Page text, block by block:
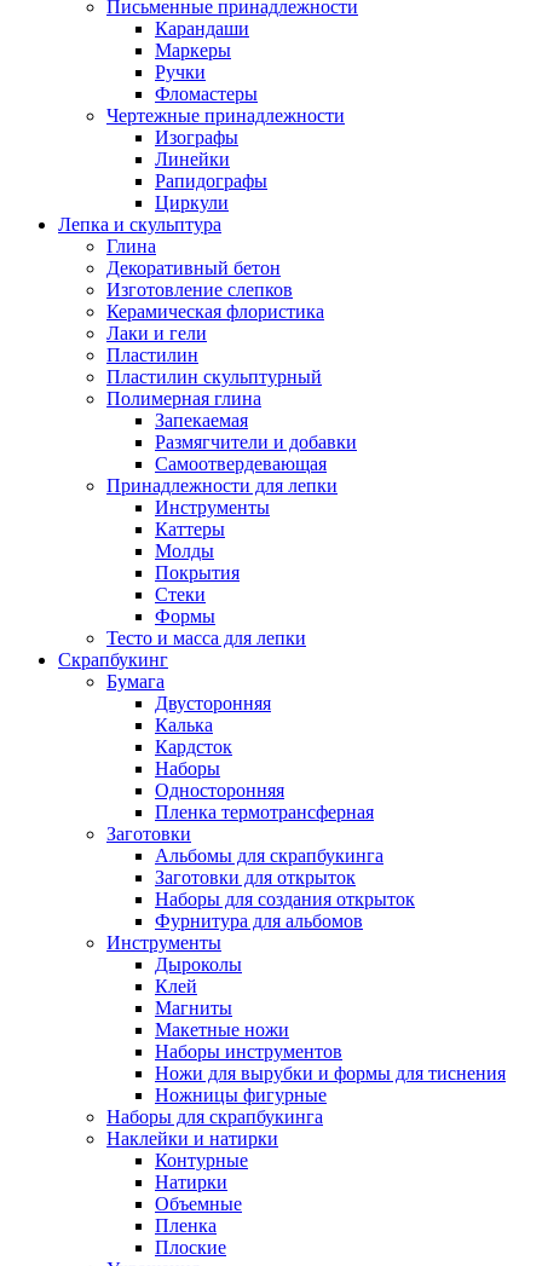
Письменные принадлежности
Карандаши
Маркеры
Ручки
Фломастеры
Чертежные принадлежности
Изографы
Линейки
Рапидографы
Циркули
Лепка и скульптура
Глина
Декоративный бетон
Изготовление слепков
Керамическая флористика
Лаки и гели
Пластилин
Пластилин скульптурный
Полимерная глина
Запекаемая
Размягчители и добавки
Самоотвердевающая
Принадлежности для лепки
Инструменты
Каттеры
Молды
Покрытия
Стеки
Формы
Тесто и масса для лепки
Скрапбукинг
Бумага
Двусторонняя
Калька
Кардсток
Наборы
Односторонняя
Пленка термотрансферная
Заготовки
Альбомы для скрапбукинга
Заготовки для открыток
Наборы для создания открыток
Фурнитура для альбомов
Инструменты
Дыроколы
Клей
Магниты
Макетные ножи
Наборы инструментов
Ножи для вырубки и формы для тиснения
Ножницы фигурные
Наборы для скрапбукинга
Наклейки и натирки
Контурные
Натирки
Объемные
Пленка
Плоские